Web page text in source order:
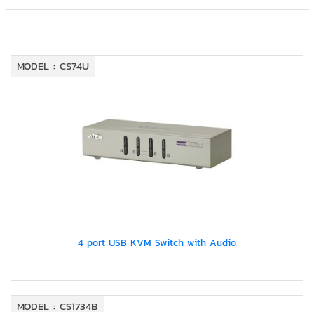
MODEL : CS74U
4 port USB KVM Switch with Audio
MODEL : CS1734B